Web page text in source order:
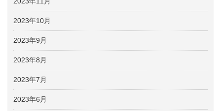
2023年10月
2023年9月
2023年8月
2023年7月
2023年6月